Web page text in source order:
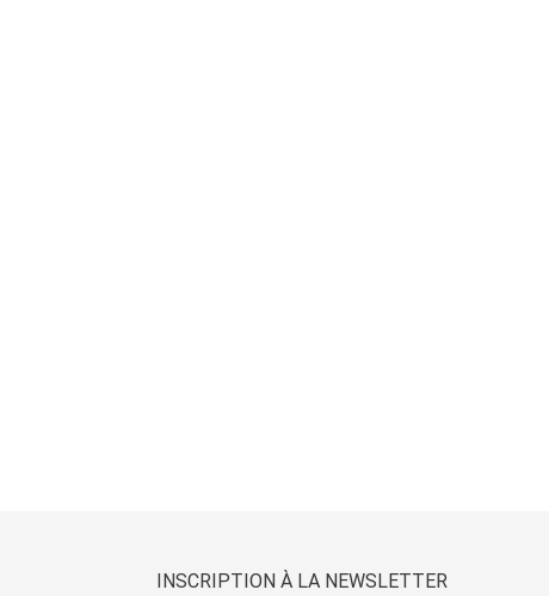
INSCRIPTION À LA NEWSLETTER